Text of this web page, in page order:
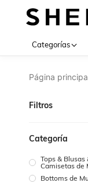
Categorías
Página
Filtros
Categoría
Tops & Blusas
Camisetas de
Bottoms de